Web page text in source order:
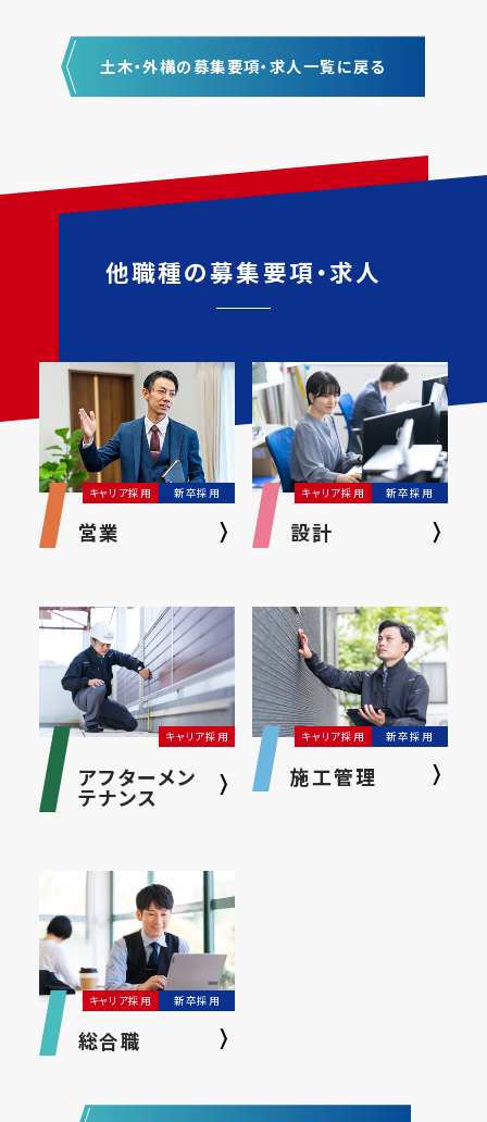
土木・外構の募集要項・求人一覧に戻る
他職種の募集要項・求人
キャリア採用 新卒採用
営業
キャリア採用 新卒採用
設計
キャリア採用
アフターメン
テナンス
キャリア採用 新卒採用
施工管理
キャリア採用 新卒採用
総合職